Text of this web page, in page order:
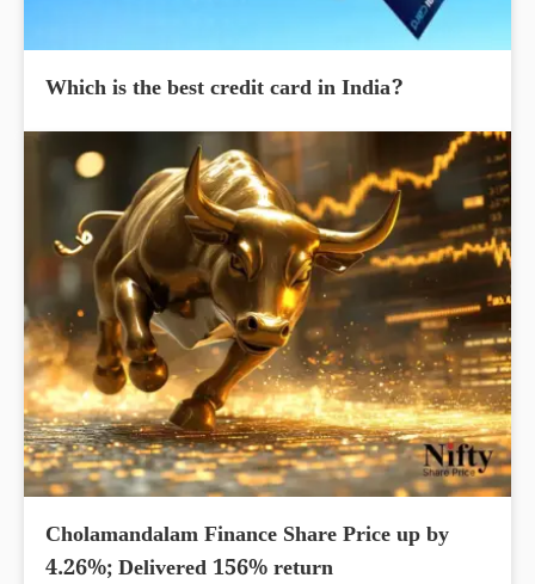
Which is the best credit card in India?